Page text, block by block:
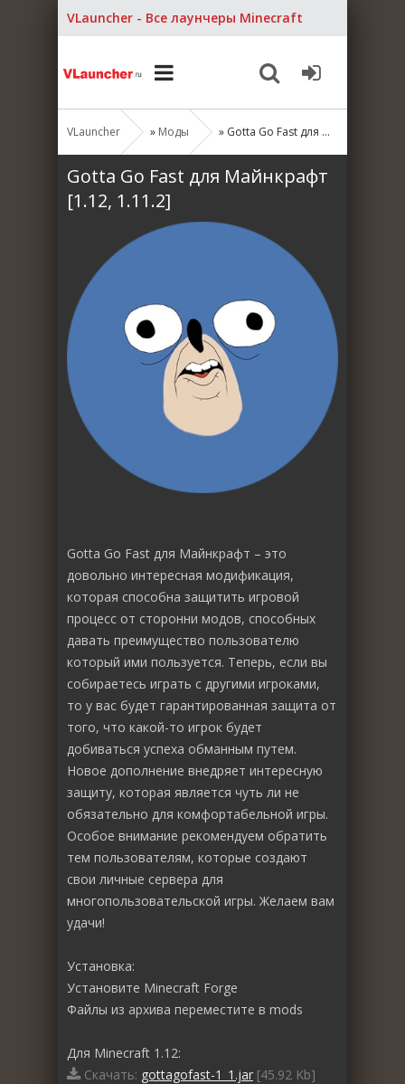
VLauncher - Все лаунчеры Minecraft
VLauncher » Моды » Gotta Go Fast для Майнкрафт [1.12, 1.11.2]
Gotta Go Fast для Майнкрафт
[1.12, 1.11.2]
Gotta Go Fast для Майнкрафт – это
довольно интересная модификация,
которая способна защитить игровой
процесс от сторонни модов, способных
давать преимущество пользователю
который ими пользуется. Теперь, если вы
собираетесь играть с другими игроками,
то у вас будет гарантированная защита от
того, что какой-то игрок будет
добиваться успеха обманным путем.
Новое дополнение внедряет интересную
защиту, которая является чуть ли не
обязательно для комфортабельной игры.
Особое внимание рекомендуем обратить
тем пользователям, которые создают
свои личные сервера для
многопользовательской игры. Желаем вам
удачи!
Установка:
Установите Minecraft Forge
Файлы из архива переместите в mods
Для Minecraft 1.12:
Скачать: gottagofast-1_1.jar [45.92 Kb]